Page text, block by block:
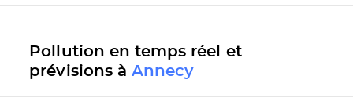
Pollution en temps réel et
prévisions à Annecy